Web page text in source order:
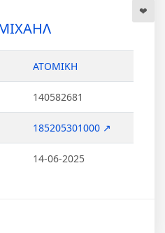
ΑΤΟΜΙΚΗ
140582681
185205301000 ↗
14-06-2025